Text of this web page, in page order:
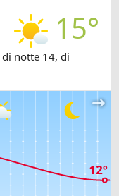
15°
notte 14, di